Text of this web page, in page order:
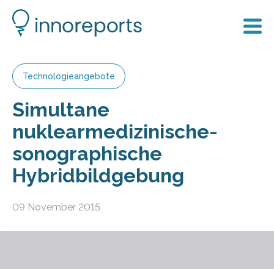
Technologieangebote
Simultane
nuklearmedizinische-
sonographische
Hybridbildgebung
09 November 2015